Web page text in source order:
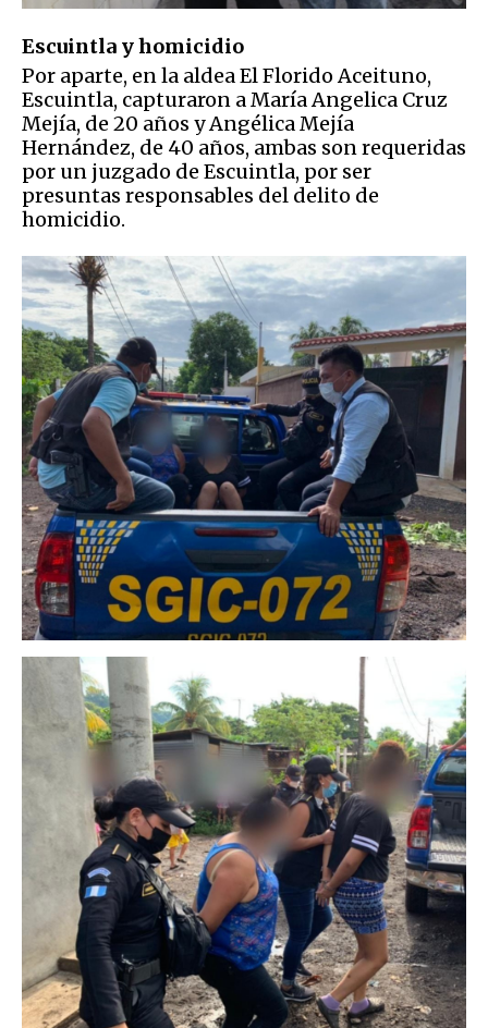
Escuintla y homicidio
Por aparte, en la aldea El Florido Aceituno,
Escuintla, capturaron a María Angelica Cruz
Mejía, de 20 años y Angélica Mejía
Hernández, de 40 años, ambas son requeridas
por un juzgado de Escuintla, por ser
presuntas responsables del delito de
homicidio.